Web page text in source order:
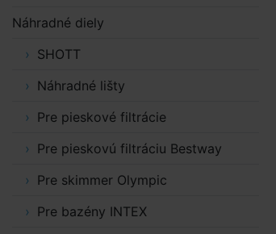
Náhradné diely
SHOTT
Náhradné lišty
Pre pieskové filtrácie
Pre pieskovú filtráciu Bestway
Pre skimmer Olympic
Pre bazény INTEX